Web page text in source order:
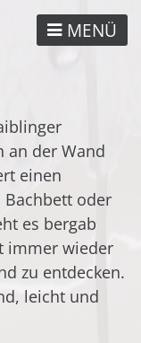
MENÜ
an der Wand
einen
Bachbett oder
es bergab
immer wieder
zu entdecken.
leicht und